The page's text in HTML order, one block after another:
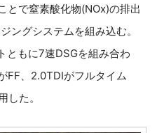
とで窒素酸化物(NOx)の排出
ングシステムを組み込む。
ともに7速DSGを組み合わ
FF、2.0TDIがフルタイム
した。